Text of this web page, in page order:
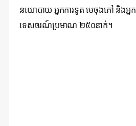
នយោបាយ អ្នកការទូត មេចុងភៅ និងអ្នក
ទេសចរណ៍ប្រមាណ ២៥០នាក់។